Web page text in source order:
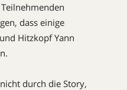
dass einige
Hitzkopf Yann
durch die Story,